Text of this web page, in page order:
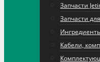
Запчасти
Запчасти
Кабели,